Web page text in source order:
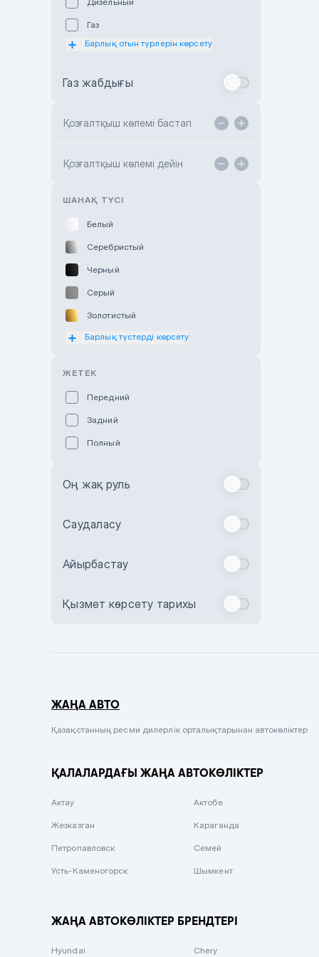
Subaru Motor Almaty
Toyota Astana
TANK Motors Karaganda
Газ
Барлық отын түрлерін көрсету
Газ жабдығы
Қозғалтқыш көлемі бастап
Қозғалтқыш көлемі дейін
ШАНАҚ ТҮСІ
Белый
Серебристый
Черный
Серый
Золотистый
Оранжевый
Зеленый
Бежевый
Комбинированный
Сиреневый металлик
Вишневый
Барлық түстерді көрсету
ЖЕТЕК
Передний
Задний
Полный
Оң жақ руль
Саудаласу
Айырбастау
Қызмет көрсету тарихы
ЖАҢА АВТО
Қазақстанның ресми дилерлік орталықтарынан автокөліктер
ҚАЛАЛАРДАҒЫ ЖАҢА АВТОКӨЛІКТЕР
Актау Актобе
Жезказган Караганда
Петропавловск Семей
Усть-Каменогорск Шымкент
ЖАҢА АВТОКӨЛІКТЕР БРЕНДТЕРІ
Hyundai Chery